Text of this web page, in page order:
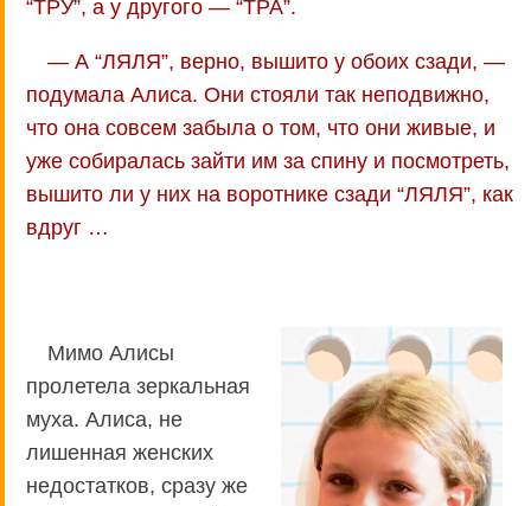
“ТРУ”, а у другого — “ТРА”.
— А “ЛЯЛЯ”, верно, вышито у обоих сзади, —
подумала Алиса. Они стояли так неподвижно,
что она совсем забыла о том, что они живые, и
уже собиралась зайти им за спину и посмотреть,
вышито ли у них на воротнике сзади “ЛЯЛЯ”, как
вдруг …
Мимо Алисы
пролетела зеркальная
муха. Алиса, не
лишенная женских
недостатков, сразу же